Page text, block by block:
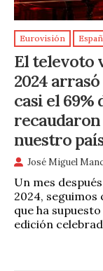
Eurovisión
El televoto
2024
casi el 69%
nuestro
José Miguel
Un mes
2024,
que ha
edición